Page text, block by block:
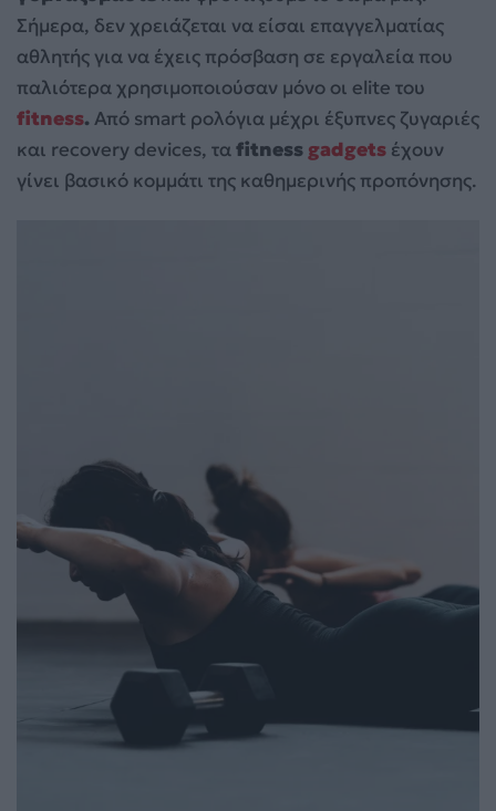
Σήμερα, δεν χρειάζεται να είσαι επαγγελματίας
αθλητής για να έχεις πρόσβαση σε εργαλεία που
παλιότερα χρησιμοποιούσαν μόνο οι elite του
fitness.Από smart ρολόγια μέχρι έξυπνες ζυγαριές
και recovery devices, ταfitness gadgets έχουν
γίνει βασικό κομμάτι της καθημερινής προπόνησης.